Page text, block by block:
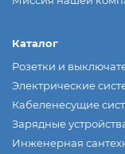
Каталог
Розетки и
Электрические
Кабеленесущие
Зарядные
Инженерная